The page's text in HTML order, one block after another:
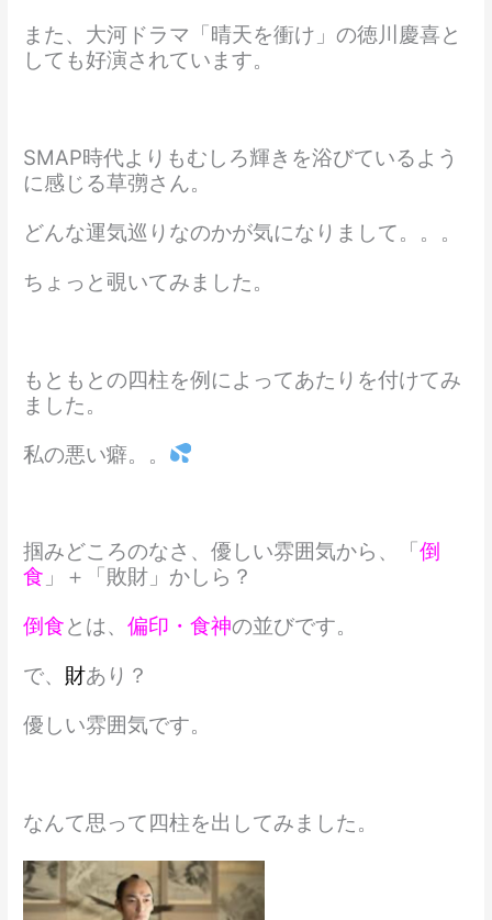
また、大河ドラマ「晴天を衝け」の徳川慶喜と
しても好演されています。
SMAP時代よりもむしろ輝きを浴びているよう
に感じる草彅さん。
どんな運気巡りなのかが気になりまして。。。
ちょっと覗いてみました。
もともとの四柱を例によってあたりを付けてみ
ました。
私の悪い癖。。
掴みどころのなさ、優しい雰囲気から、「倒
食 」＋「敗財」かしら？
倒食とは、偏印・食神の並びです。
で、 財あり？
優しい雰囲気です。
なんて思って四柱を出してみました。